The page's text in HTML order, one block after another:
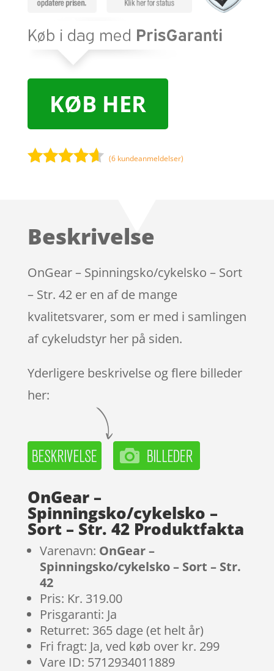
KØB HER
på
mmelser
(6 kundeanmeldelser)
Beskrivelse
OnGear – Spinningsko/cykelsko – Sort
– Str. 42 er en af de mange
kvalitetsvarer, som er med i samlingen
af cykeludstyr her på siden.
Yderligere beskrivelse og flere billeder
her:
OnGear –
Spinningsko/cykelsko –
Sort – Str. 42 Produktfakta
Varenavn: OnGear –
Spinningsko/cykelsko – Sort – Str.
42
Pris: Kr. 319.00
Prisgaranti: Ja
Returret: 365 dage (et helt år)
Fri fragt: Ja, ved køb over kr. 299
Vare ID: 5712934011889